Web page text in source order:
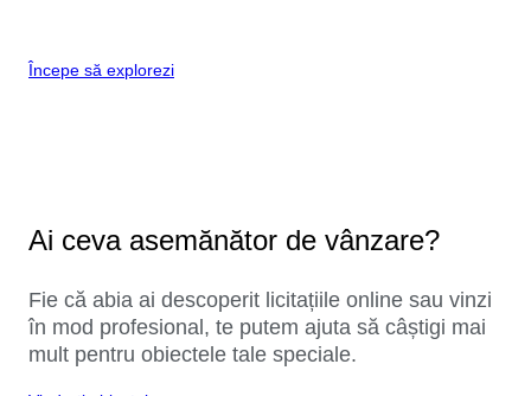
Începe să explorezi
Ai ceva asemănător de vânzare?
Fie că abia ai descoperit licitațiile online sau vinzi
în mod profesional, te putem ajuta să câștigi mai
mult pentru obiectele tale speciale.